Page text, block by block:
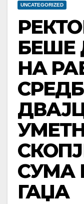
UNCATEGORIZED
БЕШЕ
НА
СУМА
ГАЏА